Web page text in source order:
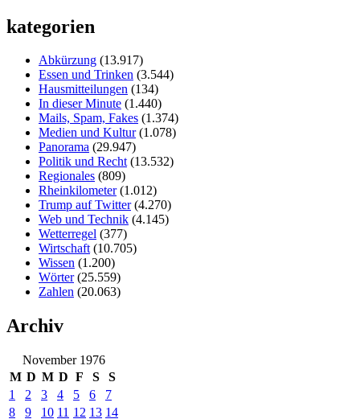
kategorien
Abkürzung (13.917)
Essen und Trinken (3.544)
Hausmitteilungen (134)
In dieser Minute (1.440)
Mails, Spam, Fakes (1.374)
Medien und Kultur(1.078)
Panorama (29.947)
Politik und Recht(13.532)
Regionales (809)
Rheinkilometer(1.012)
Trump auf Twitter(4.270)
Web und Technik (4.145)
Wetterregel (377)
Wirtschaft(10.705)
Wissen (1.200)
Wörter(25.559)
Zahlen (20.063)
Archiv
November 1976
M D M D F S
S
1
2 3 4 5 6
7
8
9 10 11 12 13 14